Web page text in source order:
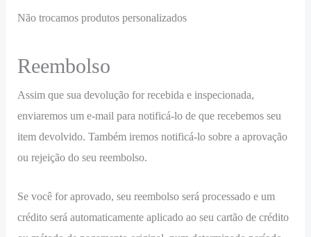
Não trocamos produtos personalizados
Reembolso
Assim que sua devolução for recebida e inspecionada,
enviaremos um e-mail para notificá-lo de que recebemos seu
item devolvido. Também iremos notificá-lo sobre a aprovação
ou rejeição do seu reembolso.
Se você for aprovado, seu reembolso será processado e um
crédito será automaticamente aplicado ao seu cartão de crédito